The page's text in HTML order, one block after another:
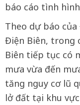
báo cáo tình
Theo dự báo
Điện Biên, trong
Biên tiếp tục có
mưa vừa đến
tăng nguy cơ lũ
lở đất tại khu